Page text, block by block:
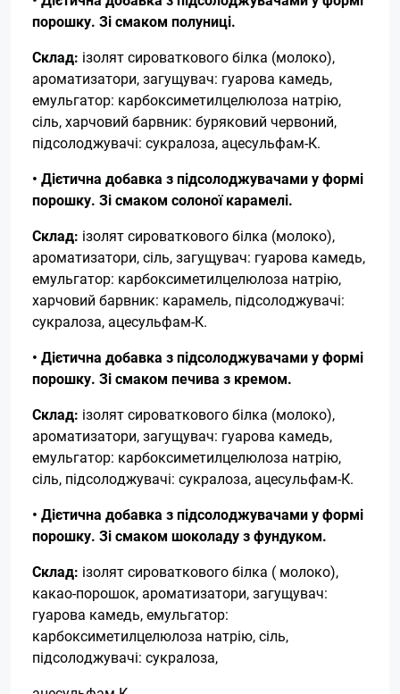
порошку. Зі смаком полуниці.
Склад: ізолят сироваткового білка (молоко),
ароматизатори, загущувач: гуарова камедь,
емульгатор: карбоксиметилцелюлоза натрію,
сіль, харчовий барвник: буряковий червоний,
підсолоджувачі: сукралоза, ацесульфам-К.
• Дієтична добавка з підсолоджувачами у формі
порошку. Зі смаком солоної карамелі.
Склад: ізолят сироваткового білка (молоко),
ароматизатори, сіль, загущувач: гуарова камедь,
емульгатор: карбоксиметилцелюлоза натрію,
харчовий барвник: карамель, підсолоджувачі:
сукралоза, ацесульфам-К.
• Дієтична добавка з підсолоджувачами у формі
порошку. Зі смаком печива з кремом.
Склад: ізолят сироваткового білка (молоко),
ароматизатори, загущувач: гуарова камедь,
емульгатор: карбоксиметилцелюлоза натрію,
сіль, підсолоджувачі: сукралоза, ацесульфам-К.
• Дієтична добавка з підсолоджувачами у формі
порошку. Зі смаком шоколаду з фундуком.
Склад: ізолят сироваткового білка ( молоко),
какао-порошок, ароматизатори, загущувач:
гуарова камедь, емульгатор:
карбоксиметилцелюлоза натрію, сіль,
підсолоджувачі: сукралоза,